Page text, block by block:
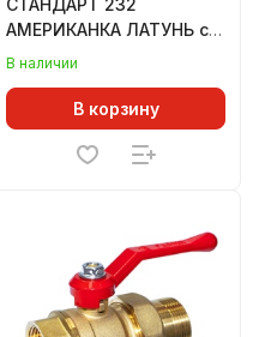
СТАНДАРТ 232
АМЕРИКАНКА ЛАТУНЬ с
накидной гайкой
В наличии
В корзину